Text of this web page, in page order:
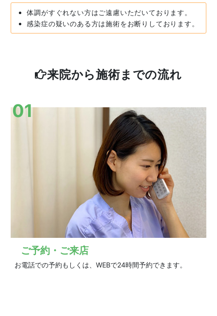
体調がすぐれない方はご遠慮いただいております。
感染症の疑いのある方は施術をお断りしております。
来院から施術までの流れ
01
ご予約・ご来店
お電話での予約もしくは、WEBで24時間予約できます。